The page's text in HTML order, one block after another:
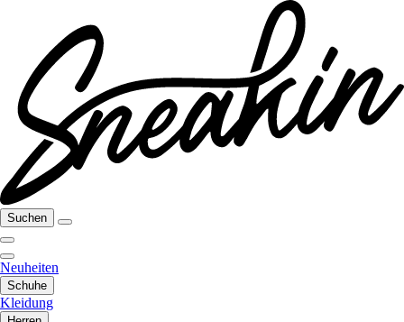
Suchen
Neuheiten
Schuhe
Kleidung